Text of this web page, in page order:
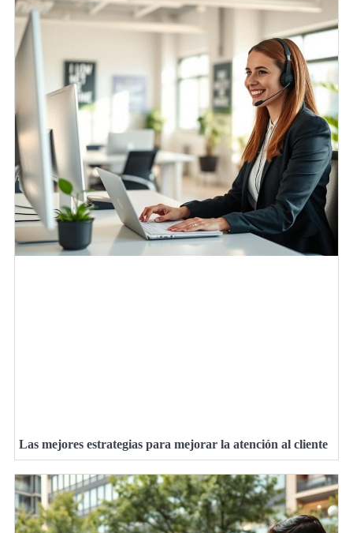
Las mejores estrategias para mejorar la atención al cliente